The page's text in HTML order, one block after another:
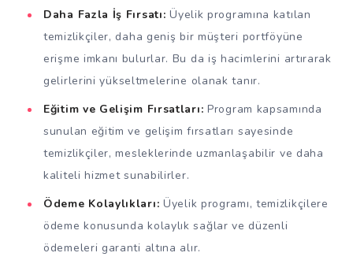
Daha Fazla İş Fırsatı: Üyelik programına katılan
temizlikçiler, daha geniş bir müşteri portföyüne
erişme imkanı bulurlar. Bu da iş hacimlerini artırarak
gelirlerini yükseltmelerine olanak tanır.
Eğitim ve Gelişim Fırsatları: Program kapsamında
sunulan eğitim ve gelişim fırsatları sayesinde
temizlikçiler, mesleklerinde uzmanlaşabilir ve daha
kaliteli hizmet sunabilirler.
Ödeme Kolaylıkları: Üyelik programı, temizlikçilere
ödeme konusunda kolaylık sağlar ve düzenli
ödemeleri garanti altına alır.